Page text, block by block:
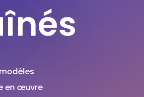
en œuvre